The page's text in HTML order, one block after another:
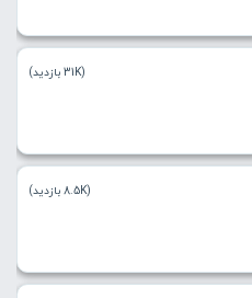
(31K بازدید)
(8.5K بازدید)